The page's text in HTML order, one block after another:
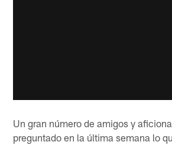
Un gran número de amigos y
preguntado en la última semana lo